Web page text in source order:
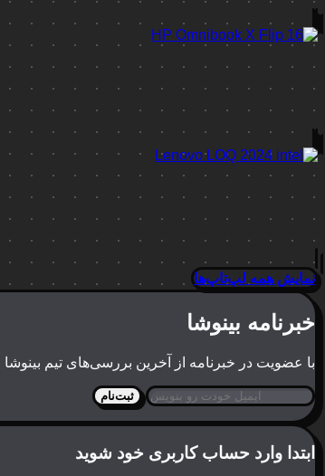
نمایش همه لپ‌تاپ‌ها
خبرنامه بینوشا
با عضویت در خبرنامه از آخرین بررسی‌های تیم بینوشا
ثبت‌نام
ابتدا وارد حساب کاربری خود شوید